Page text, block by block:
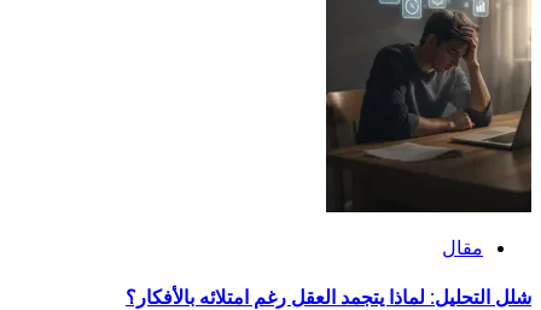
مقال
شلل التحليل: لماذا يتجمد العقل رغم امتلائه بالأفكار؟